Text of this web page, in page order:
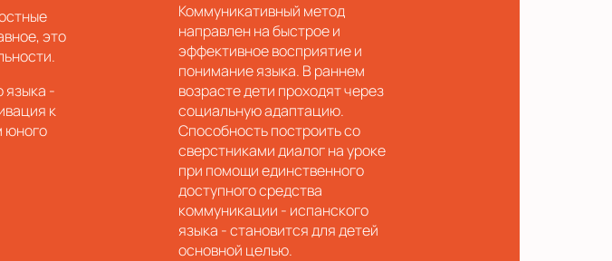
это
языка -
к
юного
Коммуникативный метод
направлен на быстрое и
эффективное восприятие и
понимание языка. В раннем
возрасте дети проходят через
социальную адаптацию.
Способность построить со
сверстниками диалог на уроке
при помощи единственного
доступного средства
коммуникации - испанского
языка - становится для детей
основной целью.